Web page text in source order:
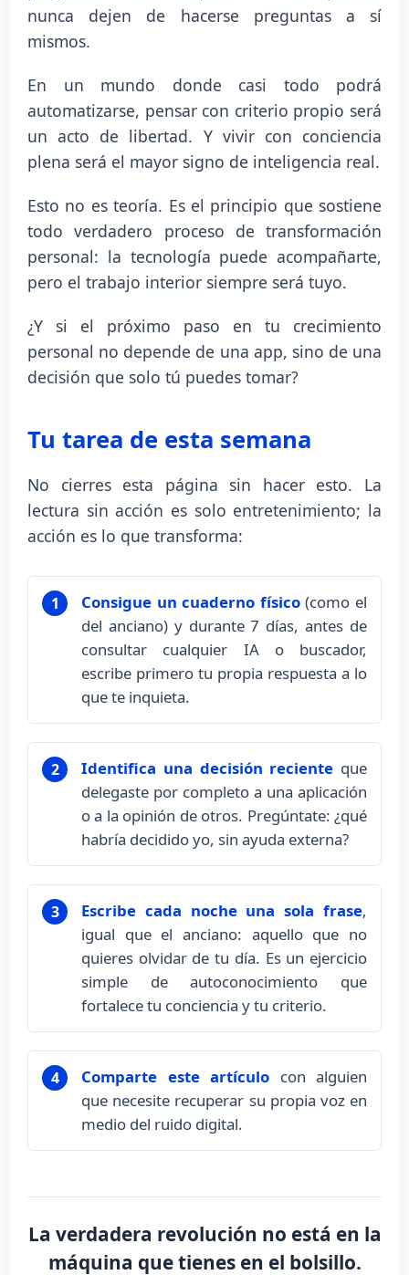
nunca dejen de hacerse preguntas a sí
mismos.
En un mundo donde casi todo podrá
automatizarse, pensar con criterio propio será
un acto de libertad. Y vivir con conciencia
plena será el mayor signo de inteligencia real.
Esto no es teoría. Es el principio que sostiene
todo verdadero proceso de transformación
personal: la tecnología puede acompañarte,
pero el trabajo interior siempre será tuyo.
¿Y si el próximo paso en tu crecimiento
personal no depende de una app, sino de una
decisión que solo tú puedes tomar?
Tu tarea de esta semana
No cierres esta página sin hacer esto. La
lectura sin acción es solo entretenimiento; la
acción es lo que transforma:
1 Consigue un cuaderno físico(como el
del anciano) y durante 7 días, antes de
consultar cualquier IA o buscador,
escribe primero tu propia respuesta a lo
que te inquieta.
2 Identifica una decisión reciente que
delegaste por completo a una aplicación
o a la opinión de otros. Pregúntate: ¿qué
habría decidido yo, sin ayuda externa?
3 Escribe cada noche una sola frase,
igual que el anciano: aquello que no
quieres olvidar de tu día. Es un ejercicio
simple de autoconocimiento que
fortalece tu conciencia y tu criterio.
4 Comparte este artículo con alguien
que necesite recuperar su propia voz en
medio del ruido digital.
La verdadera revolución no está en la
máquina que tienes en el bolsillo.